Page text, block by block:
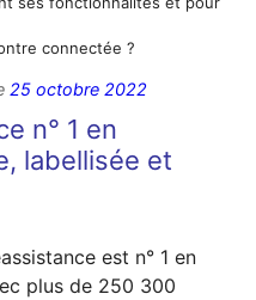
connectée ?
25 octobre 2022
n° 1 en
labellisée et
est n° 1 en
plus de 250 300